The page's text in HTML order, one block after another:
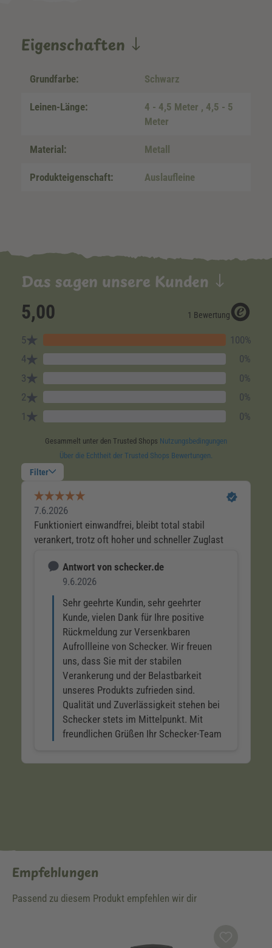
Eigenschaften
Grundfarbe: Schwarz
Leinen-Länge: 4 - 4,5 Meter , 4,5 - 5
Meter
Material: Metall
Produkteigenschaft: Auslaufleine
Das sagen unsere Kunden
Empfehlungen
Passend zu diesem Produkt empfehlen wir dir